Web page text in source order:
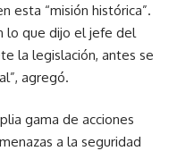
esta “misión histórica”.
lo que dijo el jefe del
la legislación, antes se
agregó.
gama de acciones
a la seguridad